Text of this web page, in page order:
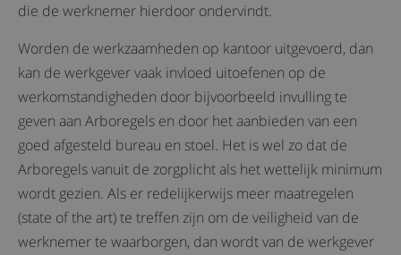
die de werknemer hierdoor ondervindt.
Worden de werkzaamheden op kantoor uitgevoerd, dan
kan de werkgever vaak invloed uitoefenen op de
werkomstandigheden door bijvoorbeeld invulling te
geven aan Arboregels en door het aanbieden van een
goed afgesteld bureau en stoel. Het is wel zo dat de
Arboregels vanuit de zorgplicht als het wettelijk minimum
wordt gezien. Als er redelijkerwijs meer maatregelen
(state of the art) te treffen zijn om de veiligheid van de
werknemer te waarborgen, dan wordt van de werkgever